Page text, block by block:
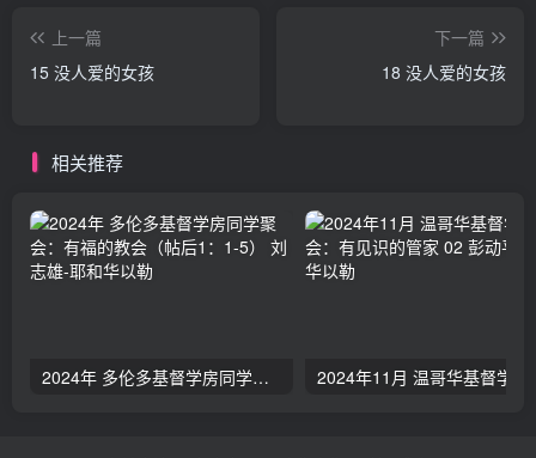
上一篇
15 没人爱的女孩
下一篇
18 没人爱的女孩
相关推荐
2024年 多伦多基督学房同学聚会：有福的教会（帖后1：1-5） 刘志雄